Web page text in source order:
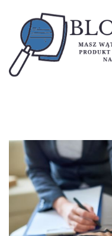
content
(Press
Enter)